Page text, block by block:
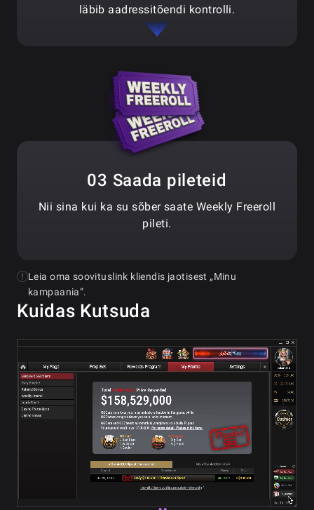
läbib aadressitõendi kontrolli.
03 Saada pileteid
Nii sina kui ka su sõber saate Weekly Freeroll
pileti.
Leia oma soovituslink kliendis jaotisest „Minu
kampaania”.
Kuidas Kutsuda